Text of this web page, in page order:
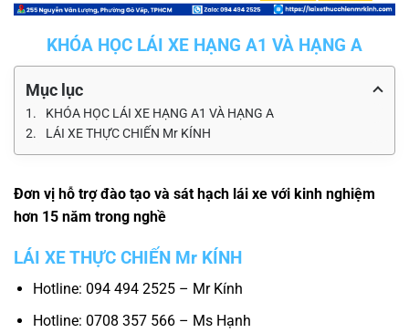
KHÓA HỌC LÁI XE HẠNG A1 VÀ HẠNG A
Mục lục
KHÓA HỌC LÁI XE HẠNG A1 VÀ HẠNG A
LÁI XE THỰC CHIẾN Mr KÍNH
Đơn vị hỗ trợ đào tạo và sát hạch lái xe với kinh nghiệm
hơn 15 năm trong nghề
LÁI XE THỰC CHIẾN Mr KÍNH
Hotline: 094 494 2525 – Mr Kính
Hotline: 0708 357 566 – Ms Hạnh